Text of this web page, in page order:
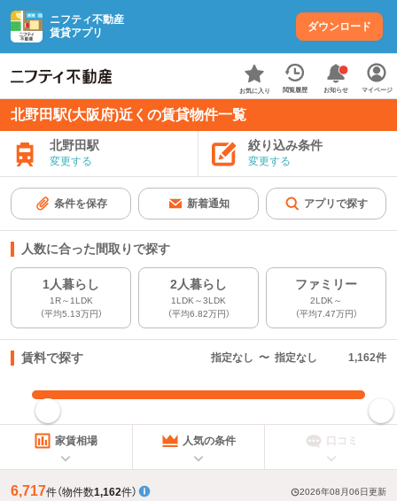
ニフティ不動産
賃貸アプリ
ダウンロード
お気に入り 閲覧履歴 お知らせ マイページ
北野田駅(大阪府)近くの賃貸物件一覧
北野田駅
変更する
絞り込み条件
変更する
条件を保存 新着通知 アプリで探す
人数に合った間取りで探す
1人暮らし
1R～1LDK
（平均5.13万円）
2人暮らし
1LDK～3LDK
（平均6.82万円）
ファミリー
2LDK～
（平均7.47万円）
賃料で探す 指定なし 〜 指定なし 1,162件
指定した賃料で絞り込む
家賃相場 人気の条件 口コミ
6,717件（物件数1,162件） 2026年08月06日更新